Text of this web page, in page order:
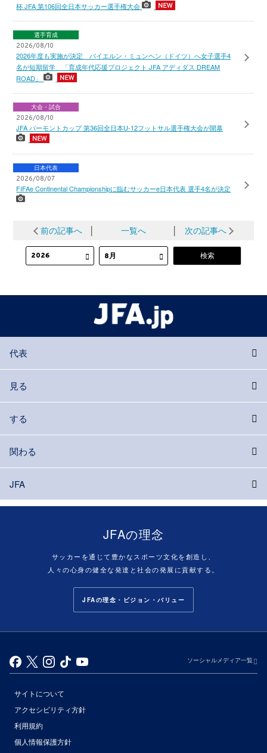
杯 JFA 第106回全日本サッカー選手権大会
選手育成
2026/08/10
2026年度も実施が決定 バイエルン・ミュンヘン（ドイツ）へ女子選手4
名が短期留学 「育成年代応援プロジェクト JFA アディダス DREAM
ROAD」
大会・試合
2026/08/10
JFA バーモントカップ 第36回全日本U-12フットサル選手権大会が開幕
日本代表
2026/08/07
FIFAe Continental Championshipに臨むサッカーe日本代表 選手4名が決定
前の記事へ 一覧へ 次の記事へ
代表
見る
する
関わる
JFA
JFAの理念
サッカーを通じて豊かなスポーツ文化を創造し、
人々の心身の健全な発達と社会の発展に貢献する。
JFAの理念・ビジョン・バリュー
ソーシャルメディア一覧
サイトについて
アクセシビリティ方針
利用規約
個人情報保護方針